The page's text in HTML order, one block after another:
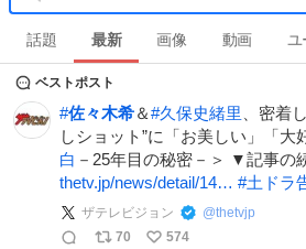
話題 最新 画像 動画 ユ
ベストポスト
#佐々木希＆#久保史緒里
、密着
しショット”に「お美しい」「大
白 －25年目の秘密－＞ ▼記事の
thetv.jp/news/detail/14… #土ドラ
ザテレビジョン @thetvjp
70
574